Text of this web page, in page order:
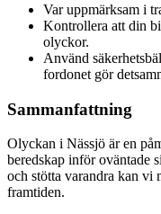
Var uppmärksam i
Kontrollera att din
olyckor.
Använd
fordonet gör
Sammanfattning
Olyckan i Nässjö är en
beredskap inför oväntade
och stötta varandra kan vi
framtiden.